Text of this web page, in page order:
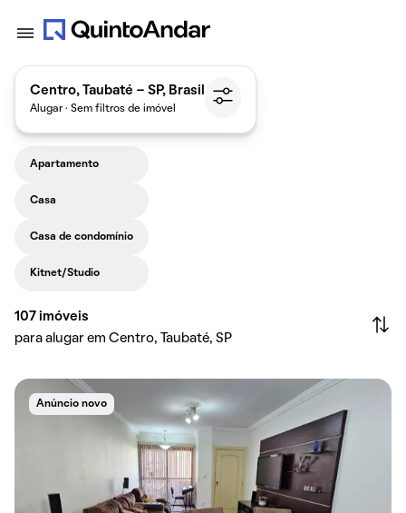
Centro, Taubaté - SP, Brasil
Alugar · Sem filtros de imóvel
Apartamento
Casa
Casa de condomínio
Kitnet/Studio
107 imóveis
para alugar em Centro, Taubaté, SP
Anúncio novo